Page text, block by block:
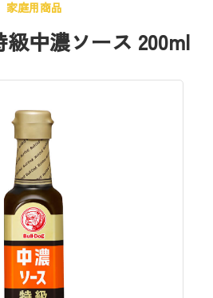
家庭用商品
中濃ソース 200ml